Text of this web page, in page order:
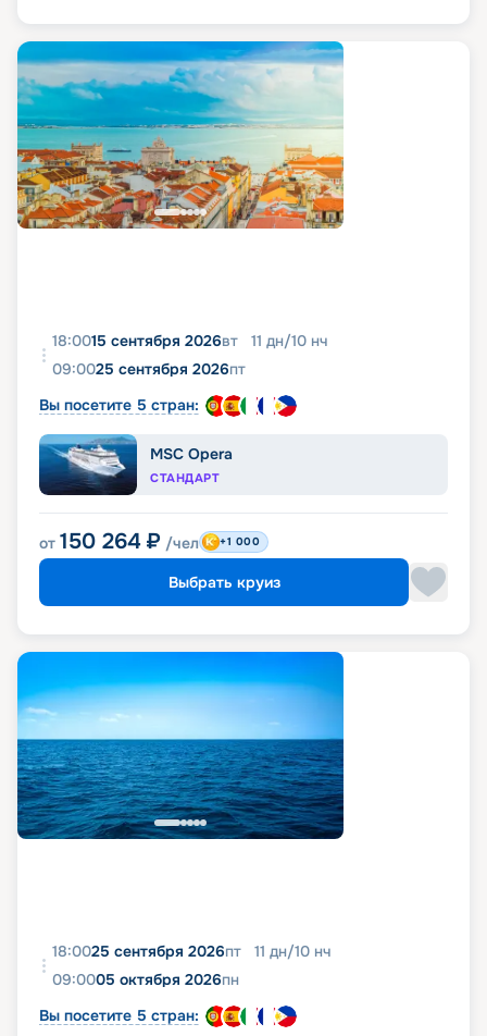
18:0015 сентября 2026вт 11 дн/10 нч
09:0025 сентября 2026пт
Вы посетите 5 стран:
MSC Opera
СТАНДАРТ
от 150 264 ₽ /чел +1 000
Выбрать круиз
18:0025 сентября 2026пт 11 дн/10 нч
09:0005 октября 2026пн
Вы посетите 5 стран: